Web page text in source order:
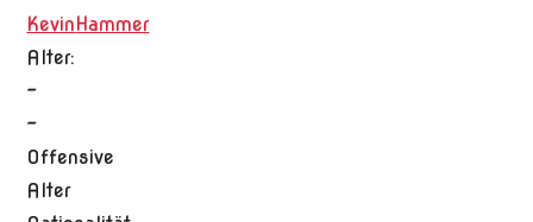
KevinHammer
Alter:
-
-
Offensive
Alter